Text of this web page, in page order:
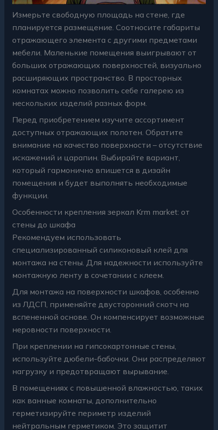
Измерьте свободную площадь на стене, где
планируется размещение. Соотносите габариты
отражающего элемента с другими предметами
мебели. Маленькие помещения выигрывают от
больших отражающих поверхностей, визуально
расширяющих пространство. В просторных
комнатах можно позволить себе галерею из
нескольких изделий разных форм.
Перед приобретением изучите ассортимент
доступных отражающих полотен. Обратите
внимание на качество поверхности – отсутствие
искажений и царапин. Выбирайте вариант,
который гармонично впишется в дизайн
помещения и будет выполнять необходимые
функции.
Особенности крепления зеркал Krm market: от
стены до шкафа
Рекомендуем использовать
специализированный силиконовый клей для
монтажа на стены. Для надежности используйте
монтажную ленту в сочетании с клеем.
Для монтажа на поверхности шкафов, особенно
из ЛДСП, применяйте двусторонний скотч на
вспененной основе. Он компенсирует возможные
неровности поверхности.
При креплении на гипсокартонные стены,
используйте дюбели-бабочки. Они распределяют
нагрузку и предотвращают вырывание.
В помещениях с повышенной влажностью, таких
как ванные комнаты, дополнительно
герметизируйте периметр изделий
нейтральным герметиком. Это защитит